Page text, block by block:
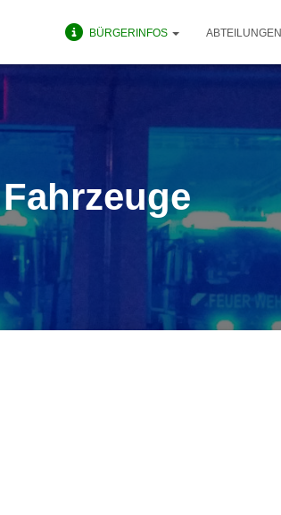
BÜRGERINFOS ABTEILUNGEN
Fahrzeuge